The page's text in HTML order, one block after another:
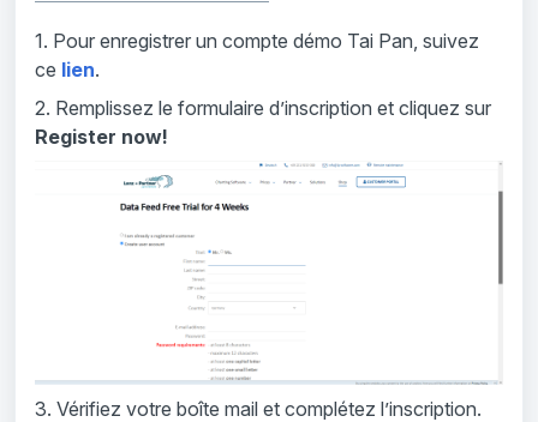
1. Pour enregistrer un compte démo Tai Pan, suivez
ce lien.
2. Remplissez le formulaire d’inscription et cliquez sur
Register now!
3. Vérifiez votre boîte mail et complétez l’inscription.